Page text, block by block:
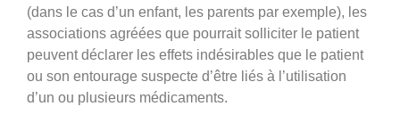
(dans le cas d’un enfant, les parents par exemple), les
associations agréées que pourrait solliciter le patient
peuvent déclarer les effets indésirables que le patient
ou son entourage suspecte d’être liés à l’utilisation
d’un ou plusieurs médicaments.